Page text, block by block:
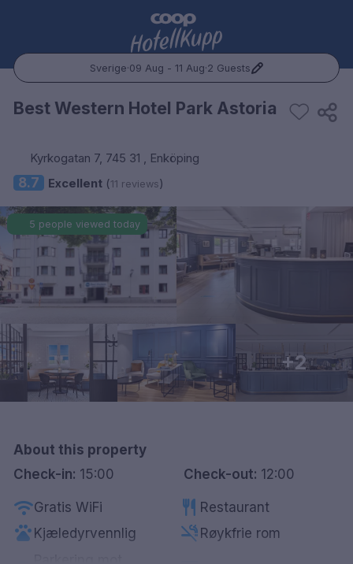
Sverige·09 Aug - 11 Aug·2 Guests
Popular Destinations:
Oslo
Bergen
Trondheim
Hele Sverige
Stockholm
Göteborg
Best Western Hotel Park Astoria
Kyrkogatan 7, 745 31 , Enköping
8.7 Excellent(11 reviews)
5 people viewed today
+2
About this property
Check-in: 15:00 Check-out: 12:00
wifiGratis WiFi restaurant Restaurant
pets Kjæledyrvennlig smoke_free Røykfrie rom